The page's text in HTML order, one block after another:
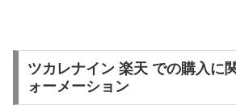
ツカレナイン 楽天 での購入に
ォーメーション